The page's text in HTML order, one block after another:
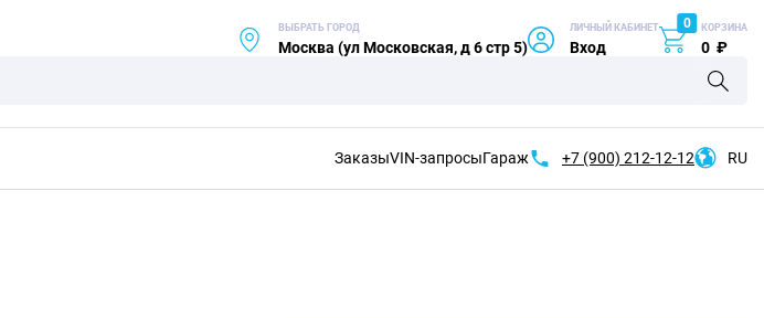
ВЫБРАТЬ ГОРОД
Москва (ул Московская, д 6 стр 5)
ЛИЧНЫЙ КАБИНЕТ
Вход
0 КОРЗИНА
0 ₽
ЗаказыVIN-запросыГараж +7 (900) 212-12-12 RU